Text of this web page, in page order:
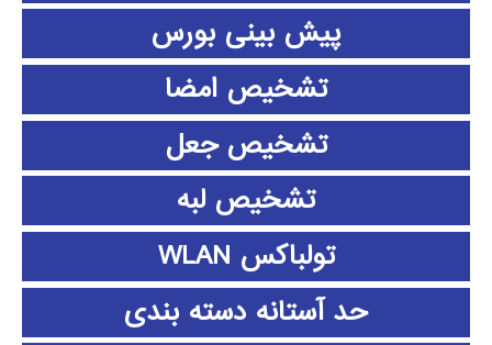
پیش بینی بورس
تشخیص امضا
تشخیص جعل
تشخیص لبه
تولباکس WLAN
حد آستانه دسته بندی